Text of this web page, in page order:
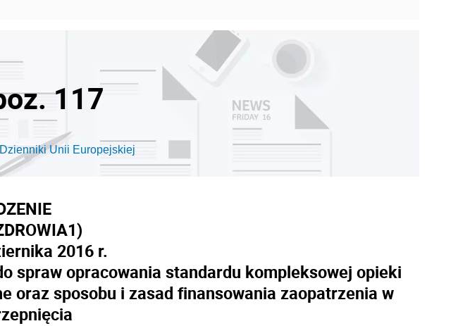
117
Dzienniki Unii Europejskiej
1)
2016 r.
spraw opracowania standardu kompleksowej opieki
oraz sposobu i zasad finansowania zaopatrzenia w